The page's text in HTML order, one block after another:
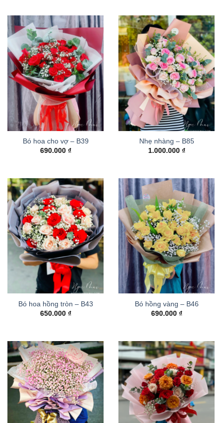
Bó hoa cho vợ – B39
690.000 ₫
Nhẹ nhàng – B85
1.000.000 ₫
Bó hoa hồng tròn – B43
650.000 ₫
Bó hồng vàng – B46
690.000 ₫